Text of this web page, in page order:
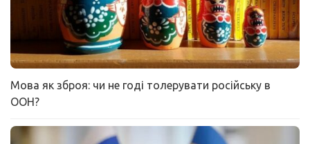
Мова як зброя: чи не годі толерувати російську в
ООН?